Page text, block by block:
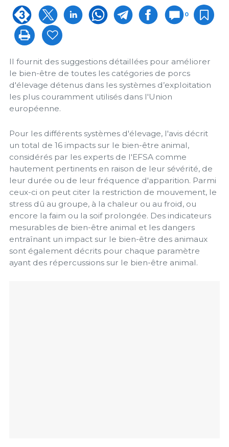
0
Il fournit des suggestions détaillées pour améliorer
le bien-être de toutes les catégories de porcs
d'élevage détenus dans les systèmes d’exploitation
les plus couramment utilisés dans l'Union
européenne.
Pour les différents systèmes d'élevage, l'avis décrit
un total de 16 impacts sur le bien-être animal,
considérés par les experts de l'EFSA comme
hautement pertinents en raison de leur sévérité, de
leur durée ou de leur fréquence d'apparition. Parmi
ceux-ci on peut citer la restriction de mouvement, le
stress dû au groupe, à la chaleur ou au froid, ou
encore la faim ou la soif prolongée. Des indicateurs
mesurables de bien-être animal et les dangers
entraînant un impact sur le bien-être des animaux
sont également décrits pour chaque paramètre
ayant des répercussions sur le bien-être animal.